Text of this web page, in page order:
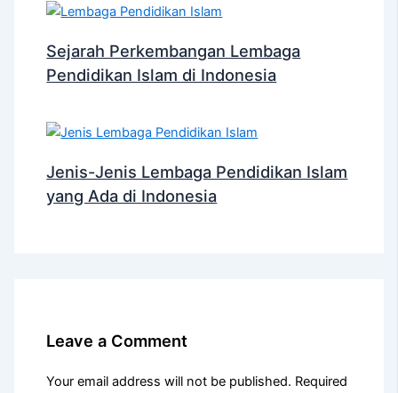
Sejarah Perkembangan Lembaga
Pendidikan Islam di Indonesia
Jenis-Jenis Lembaga Pendidikan Islam
yang Ada di Indonesia
Leave a Comment
Your email address will not be published. Required